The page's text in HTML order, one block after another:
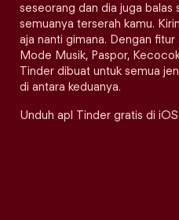
seseorang dan dia juga balas
semuanya terserah kamu.
aja nanti gimana. Dengan
Mode Musik, Paspor,
Tinder dibuat untuk semua
di antara keduanya.
Unduh apl Tinder gratis di